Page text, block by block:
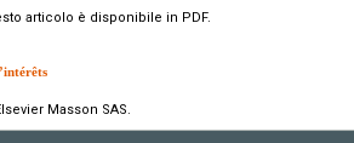
articolo è disponibile in PDF.
Masson SAS.